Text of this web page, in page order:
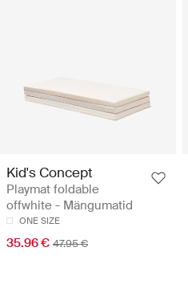
Kid's Concept
Playmat foldable
offwhite - Mängumatid
ONE SIZE
35.96 € 47.95 €